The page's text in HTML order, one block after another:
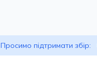
Просимо підтримати збір: